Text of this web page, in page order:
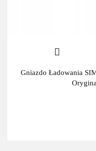
Gniazdo Ładowania